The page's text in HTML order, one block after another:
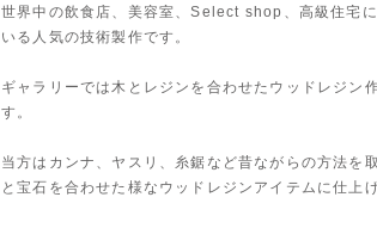
世界中の飲食店、美容室、Select shop、高級住宅
いる人気の技術製作です。
ギャラリーでは木とレジンを合わせたウッドレジン
す。
当方はカンナ、ヤスリ、糸鋸など昔ながらの方法を
と宝石を合わせた様なウッドレジンアイテムに仕上